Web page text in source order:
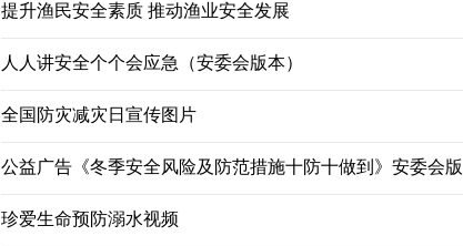
关于开展《辽宁省黑土地保护条例》 问卷...
关于征求《辽丹黑猪饲养技术规程》等3项...
渔业行政处罚案件结果公示
辽宁省农业农村厅所属事业单位2026年面...
辽宁省农业农村厅妨碍农村领域统一大市...
提升渔民安全素质 推动渔业安全发展
人人讲安全个个会应急（安委会版本）
全国防灾减灾日宣传图片
公益广告《冬季安全风险及防范措施十防十做到》安委会版
珍爱生命预防溺水视频